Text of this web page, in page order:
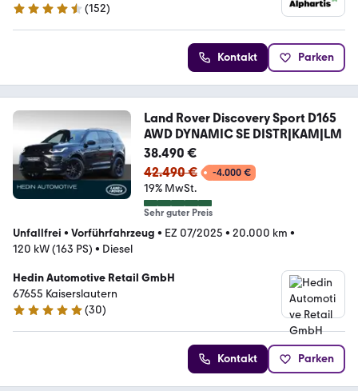
4.6 Sterne
(152)
Kontakt Parken
Land Rover Discovery Sport D165
AWD DYNAMIC SE DISTR|KAM|LM
38.490 €
42.490 €
-4.000 €
19% MwSt.
Sehr guter Preis
Unfallfrei • Vorführfahrzeug • EZ 07/2025 • 20.000 km •
120 kW (163 PS) • Diesel
Hedin Automotive Retail GmbH
67655 Kaiserslautern
4.9 Sterne
(30)
Kontakt Parken